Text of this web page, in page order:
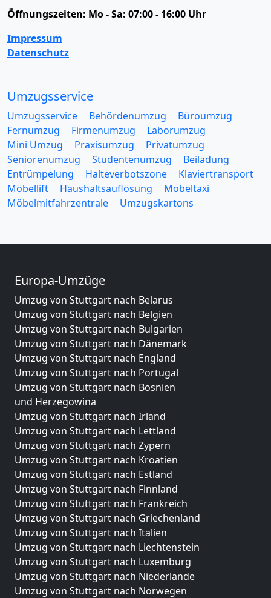
Öffnungszeiten: Mo - Sa: 07:00 - 16:00 Uhr
Impressum
Datenschutz
Umzugsservice
Umzugsservice Behördenumzug
Büroumzug
Fernumzug
Firmenumzug
Laborumzug
Mini Umzug
Praxisumzug
Privatumzug
Seniorenumzug
Studentenumzug
Beiladung
Entrümpelung
Halteverbotszone
Klaviertransport
Möbellift
Haushaltsauflösung
Möbeltaxi
Möbelmitfahrzentrale
Umzugskartons
Europa-Umzüge
Umzug von Stuttgart nach Belarus
Umzug von Stuttgart nach Belgien
Umzug von Stuttgart nach Bulgarien
Umzug von Stuttgart nach Dänemark
Umzug von Stuttgart nach England
Umzug von Stuttgart nach Portugal
Umzug von Stuttgart nach Bosnien
und Herzegowina
Umzug von Stuttgart nach Irland
Umzug von Stuttgart nach Lettland
Umzug von Stuttgart nach Zypern
Umzug von Stuttgart nach Kroatien
Umzug von Stuttgart nach Estland
Umzug von Stuttgart nach Finnland
Umzug von Stuttgart nach Frankreich
Umzug von Stuttgart nach Griechenland
Umzug von Stuttgart nach Italien
Umzug von Stuttgart nach Liechtenstein
Umzug von Stuttgart nach Luxemburg
Umzug von Stuttgart nach Niederlande
Umzug von Stuttgart nach Norwegen